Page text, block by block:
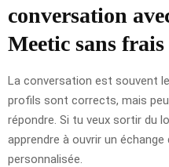
conversation
Meetic sans
La conversation est souvent
profils sont corrects, mais
répondre. Si tu veux sortir du
apprendre à ouvrir un
personnalisée.